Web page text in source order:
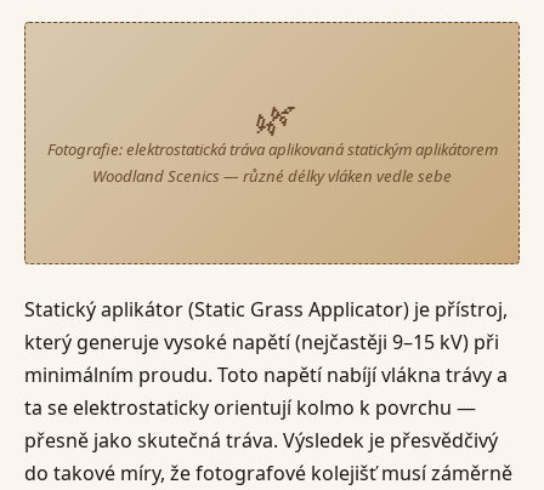
🌿
Fotografie: elektrostatická tráva aplikovaná statickým aplikátorem
Woodland Scenics — různé délky vláken vedle sebe
Statický aplikátor (Static Grass Applicator) je přístroj,
který generuje vysoké napětí (nejčastěji 9–15 kV) při
minimálním proudu. Toto napětí nabíjí vlákna trávy a
ta se elektrostaticky orientují kolmo k povrchu —
přesně jako skutečná tráva. Výsledek je přesvědčivý
do takové míry, že fotografové kolejišť musí záměrně